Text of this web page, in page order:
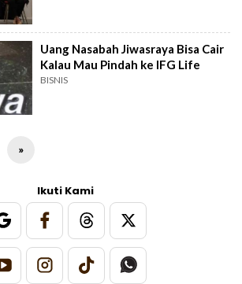
Uang Nasabah Jiwasraya Bisa Cair
Kalau Mau Pindah ke IFG Life
BISNIS
»
Ikuti Kami